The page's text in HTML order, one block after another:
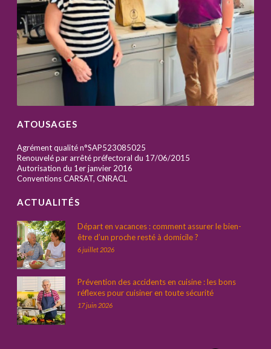
ATOUSAGES
Agrément qualité n°SAP523085025
Renouvelé par arrêté préfectoral du 17/06/2015
Autorisation du 1er janvier 2016
Conventions CARSAT, CNRACL
ACTUALITÉS
Départ en vacances : comment assurer le bien-
être d’un proche resté à domicile ?
6 juillet 2026
Prévention des accidents en cuisine : les bons
réflexes pour cuisiner en toute sécurité
17 juin 2026